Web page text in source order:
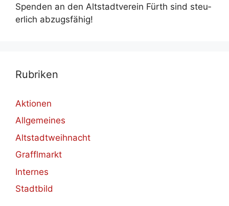
Spen­den an den Alt­stadt­ver­ein Fürth sind steu­
er­lich ab­zugs­fä­hig!
Ru­bri­ken
Aktionen
Allgemeines
Altstadtweihnacht
Grafflmarkt
Internes
Stadtbild